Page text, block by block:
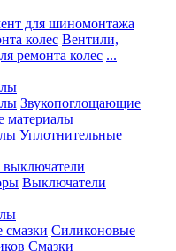
для шиномонтажа
колес Вентили,
ремонта колес ...
Звукопоглощающие
материалы
Уплотнительные
Выключатели
Силиконовые
Смазки